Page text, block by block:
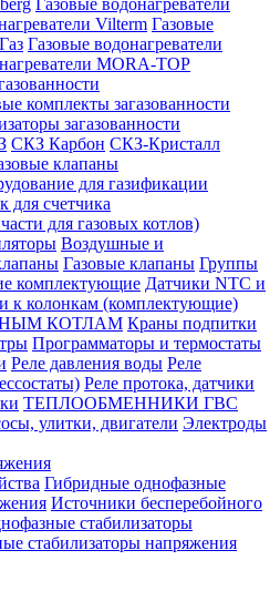
Газовые водонагреватели
Vilterm Газовые
Газовые водонагреватели
MORA-TOP
комплекты загазованности
загазованности
СКЗ Карбон СКЗ-Кристалл
клапаны
для газификации
для счетчика
для газовых котлов)
Воздушные и
Газовые клапаны Группы
комплектующие Датчики NTC и
к колонкам (комплектующие)
КОТЛАМ Краны подпитки
Программаторы и термостаты
Реле давления воды Реле
Реле протока, датчики
ТЕПЛООБМЕННИКИ ГВС
улитки, двигатели Электроды
Гибридные однофазные
Источники бесперебойного
стабилизаторы
стабилизаторы напряжения